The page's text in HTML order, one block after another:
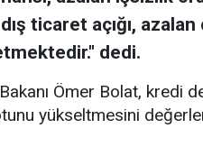
ticaret açığı,
dedi.
Ömer Bolat, kredi
yükseltmesini